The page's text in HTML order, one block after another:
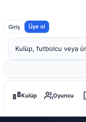
Giriş Üye ol
Kulüp Oyuncu